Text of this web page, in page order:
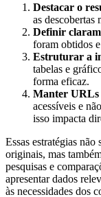
Destacar o
as descobertas
Definir
foram obtidos
Estruturar a
tabelas e
forma eficaz.
Manter URLs
acessíveis e
isso impacta
Essas estratégias
originais, mas
pesquisas e
apresentar dados
às necessidades dos